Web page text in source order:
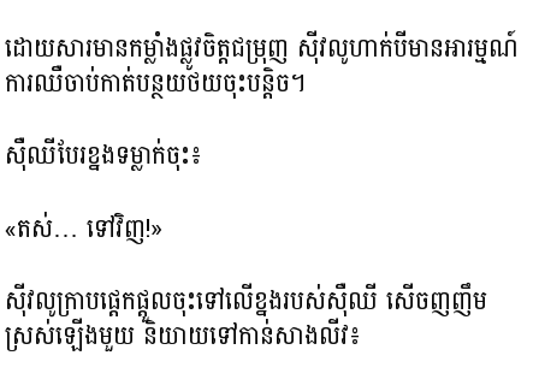
ដោយសារមានកម្លាំងផ្លូវចិត្តជម្រុញ ស៊ីវលូហាក់បីមានអារម្មណ៍
ការឈឺចាប់កាត់បន្ថយថយចុះបន្តិច។
ស៊ឺឈីបែរខ្នងទម្លាក់ចុះ៖
«តស់… ទៅវិញ!»
ស៊ីវលូក្រាបផ្ដេកផ្ដួលចុះទៅលើខ្នងរបស់ស៊ឺឈី សើចញញឹម
ស្រស់ឡើងមួយ និយាយទៅកាន់សាងលីវ៖